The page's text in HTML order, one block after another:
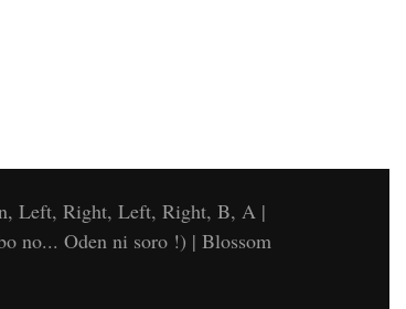
Left, Right, Left, Right, B, A |
no... Oden ni soro !) | Blossom